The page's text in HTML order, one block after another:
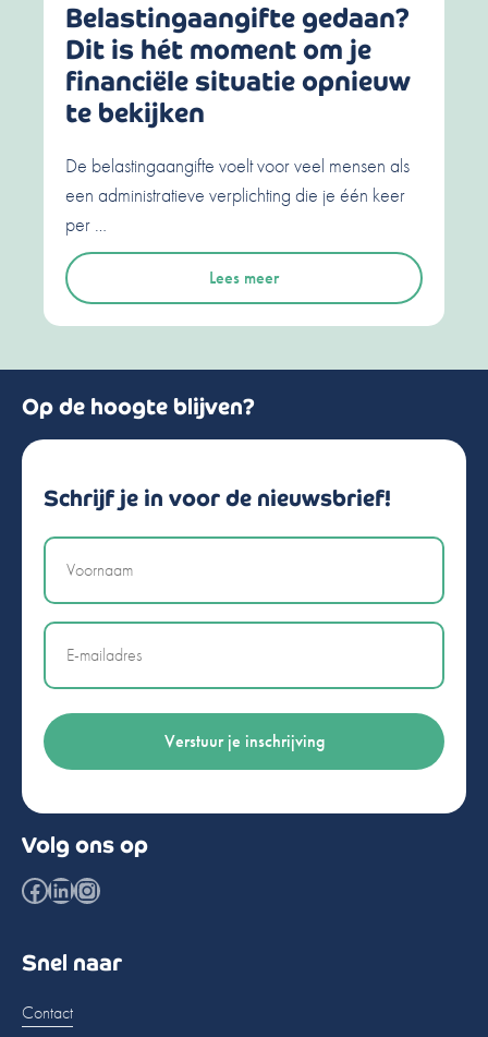
Belastingaangifte gedaan?
Dit is hét moment om je
financiële situatie opnieuw
te bekijken
De belastingaangifte voelt voor veel mensen als
een administratieve verplichting die je één keer
per …
Lees meer
Op de hoogte blijven?
Schrijf je in voor de nieuwsbrief!
Naam
Email
Volg ons op
Facebook
LinkedIn
Instagram
Snel naar
Contact